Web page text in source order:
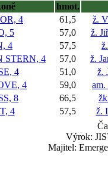
hmot.
4 61,5
ž.
5 57,0
ž.
4 57,5
STERN, 4 57,0
ž.
4 51,0
ž.
4 59,0
am.
8 66,5
4 57,5
ž.
Výrok:
Majitel: